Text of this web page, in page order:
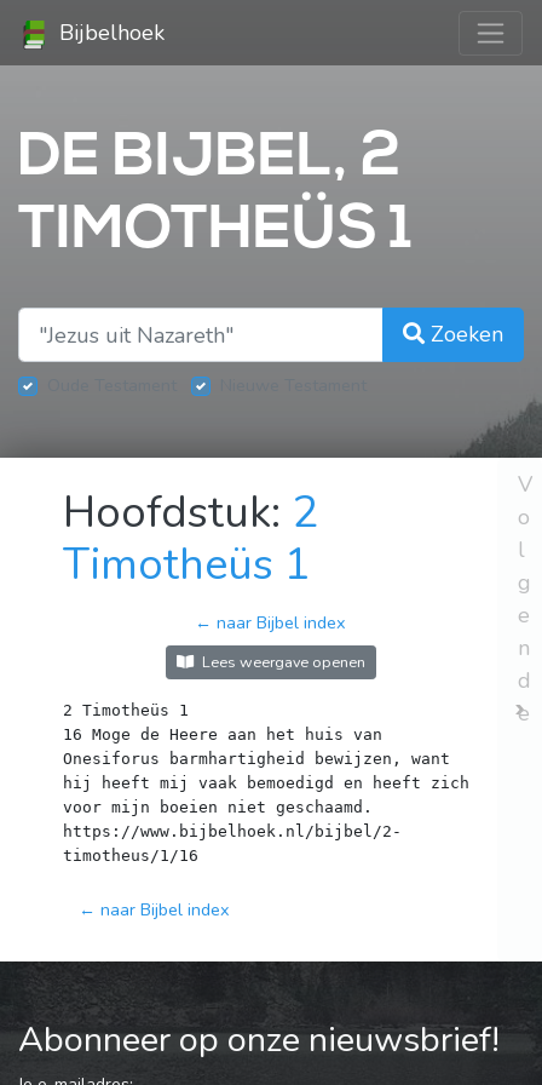
Bijbelhoek
DE BIJBEL, 2
TIMOTHEÜS 1
Zoeken
Hoofdstuk: 2
Timotheüs 1
← naar Bijbel index
Lees weergave openen
2 Timotheüs 1
16 Moge de Heere aan het huis van
Onesiforus barmhartigheid bewijzen, want
hij heeft mij vaak bemoedigd en heeft zich
voor mijn boeien niet geschaamd.
https://www.bijbelhoek.nl/bijbel/2-
← naar Bijbel index
V
o
l
g
e
n
d
e
Abonneer op onze nieuwsbrief!